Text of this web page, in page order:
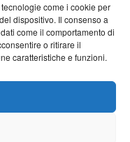
come i cookie per
dispositivo. Il consenso a
come il comportamento di
o ritirare il
caratteristiche e funzioni.